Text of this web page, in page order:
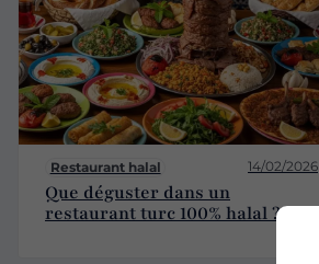
Restaurant halal 14/02/2026
Que déguster dans un
restaurant turc 100% halal ?